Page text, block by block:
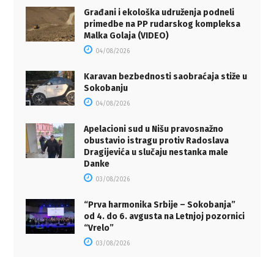
Građani i ekološka udruženja podneli
primedbe na PP rudarskog kompleksa
Malka Golaja (VIDEO)
04/08/2026
Karavan bezbednosti saobraćaja stiže u
Sokobanju
04/08/2026
Apelacioni sud u Nišu pravosnažno
obustavio istragu protiv Radoslava
Dragijevića u slučaju nestanka male
Danke
03/08/2026
“Prva harmonika Srbije – Sokobanja”
od 4. do 6. avgusta na Letnjoj pozornici
“Vrelo”
03/08/2026